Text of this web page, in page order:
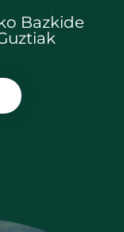
Bazkide